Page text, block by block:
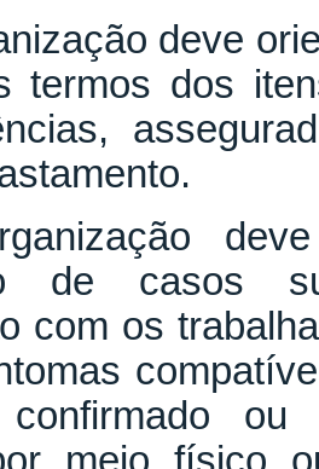
deve
termos dos
de casos
com os
ou